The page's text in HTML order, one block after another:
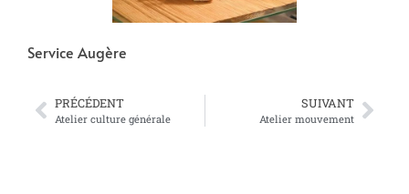
Service Augère
PRÉCÉDENT
Atelier culture générale
SUIVANT
Atelier mouvement